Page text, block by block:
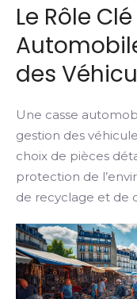
Le Rôle
des
Une casse
gestion des
choix de pièces
protection de
de recyclage et de